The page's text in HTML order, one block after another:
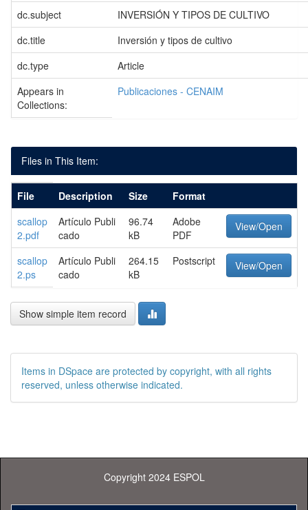
dc.subject
INVERSIÓN Y TIPOS DE CULTIVO
dc.title
Inversión y tipos de cultivo
dc.type
Article
Appears in
Collections:
Publicaciones - CENAIM
Files in This Item:
File Description Size
Format
scallop
2.pdf
Artículo Publi
cado
96.74
kB
Adobe
PDF
View/Open
scallop
2.ps
Artículo Publi
cado
264.15
kB
Postscript View/Open
Show simple item record
Items in DSpace are protected by copyright, with all rights
reserved, unless otherwise indicated.
Copyright 2024 ESPOL